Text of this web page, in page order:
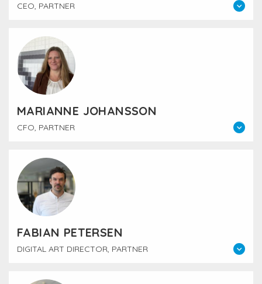
CEO, PARTNER
MARIANNE JOHANSSON
CFO, PARTNER
FABIAN PETERSEN
DIGITAL ART DIRECTOR, PARTNER